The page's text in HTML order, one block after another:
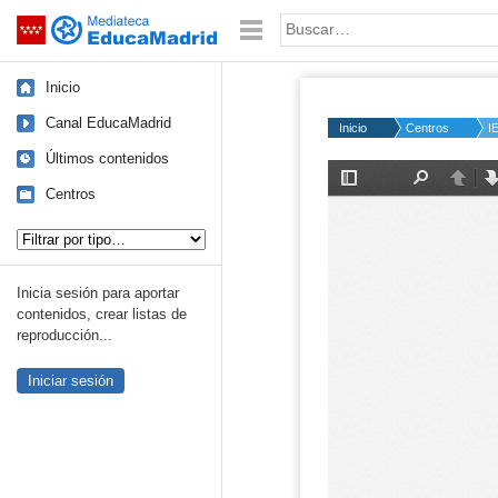
Saltar navegación Palabra o frase:
Inicio
Canal EducaMadrid
Últimos contenidos
Centros
Inicia sesión para aportar
contenidos, crear listas de
reproducción...
Iniciar sesión
Inicio Centros